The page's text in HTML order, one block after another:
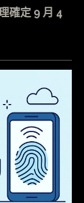
確定 9 月 4